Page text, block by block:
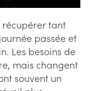
récupérer tant
passée et
Les besoins de
mais changent
souvent un